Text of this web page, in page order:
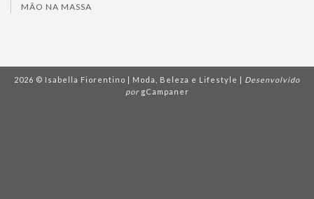
MÃO NA MASSA
2026 © Isabella Fiorentino | Moda, Beleza e Lifestyle | Desenvolvido
por gCampaner